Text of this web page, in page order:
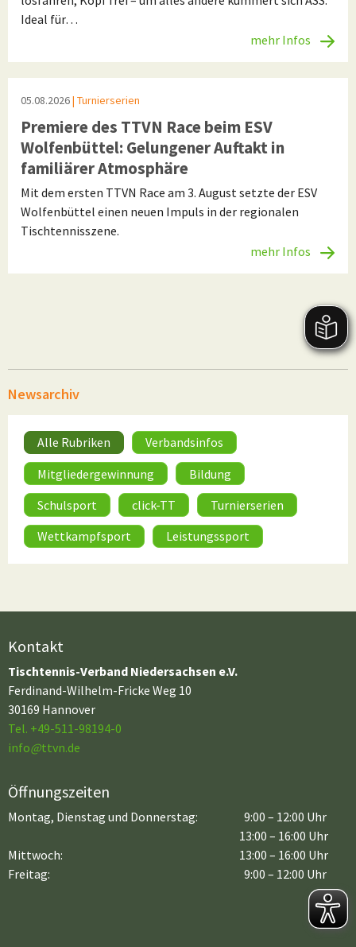
Ideal für…
mehr Infos
05.08.2026| Turnierserien
Premiere des TTVN Race beim ESV
Wolfenbüttel: Gelungener Auftakt in
familiärer Atmosphäre
Mit dem ersten TTVN Race am 3. August setzte der ESV
Wolfenbüttel einen neuen Impuls in der regionalen
Tischtennisszene.
mehr Infos
Newsarchiv
Alle Rubriken
Verbandsinfos
Mitgliedergewinnung
Bildung
Schulsport
click-TT
Turnierserien
Wettkampfsport
Leistungssport
Kontakt
Tischtennis-Verband Niedersachsen e.V.
Ferdinand-Wilhelm-Fricke Weg 10
30169 Hannover
Tel. +49-511-98194-0
info@ttvn.de
Öffnungszeiten
Montag, Dienstag und Donnerstag:
9:00 – 12:00 Uhr
13:00 – 16:00 Uhr
Mittwoch:
Freitag:
13:00 – 16:00 Uhr
9:00 – 12:00 Uhr